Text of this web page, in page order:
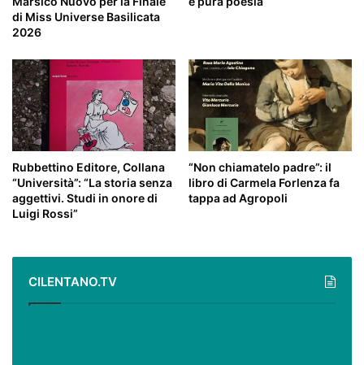
di Miss Universe Basilicata
2026
Rubbettino Editore, Collana
“Università”: “La storia senza
aggettivi. Studi in onore di
Luigi Rossi”
“Non chiamatelo padre”: il
libro di Carmela Forlenza fa
tappa ad Agropoli
CILENTANO.TV